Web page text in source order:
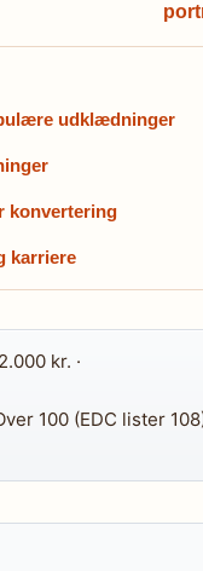
udklædninger
konvertering
karriere
kr. ·
100 (EDC lister